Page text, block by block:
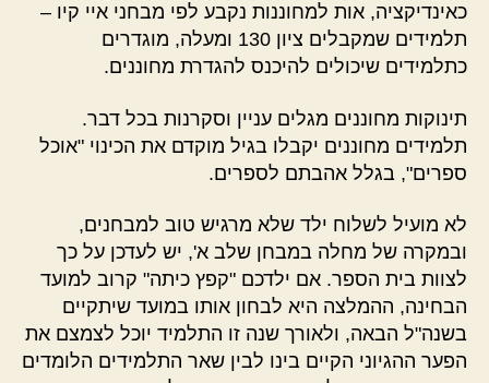
כאינדיקציה, אות למחוננות נקבע לפי מבחני איי קיו –
תלמידים שמקבלים ציון 130 ומעלה, מוגדרים
כתלמידים שיכולים להיכנס להגדרת מחוננים.
תינוקות מחוננים מגלים עניין וסקרנות בכל דבר.
תלמידים מחוננים יקבלו בגיל מוקדם את הכינוי "אוכל
ספרים", בגלל אהבתם לספרים.
לא מועיל לשלוח ילד שלא מרגיש טוב למבחנים,
ובמקרה של מחלה במבחן שלב א', יש לעדכן על כך
לצוות בית הספר. אם ילדכם "קפץ כיתה" קרוב למועד
הבחינה, ההמלצה היא לבחון אותו במועד שיתקיים
בשנה"ל הבאה, ולאורך שנה זו התלמיד יוכל לצמצם את
הפער ההגיוני הקיים בינו לבין שאר התלמידים הלומדים